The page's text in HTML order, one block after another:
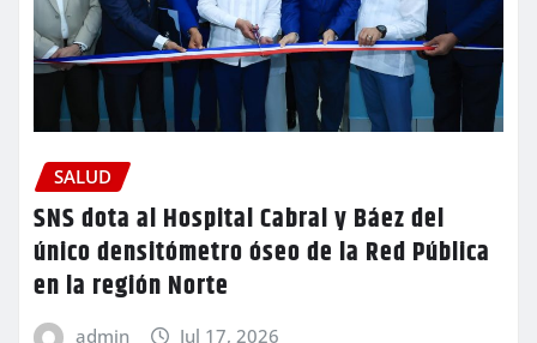
SALUD
SNS dota al Hospital Cabral y Báez del
único densitómetro óseo de la Red Pública
en la región Norte
admin Jul 17, 2026